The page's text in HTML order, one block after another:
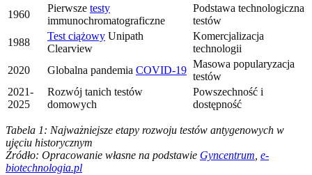
1960
Pierwsze testy
immunochromatograficzne
Podstawa technologiczna
testów
1988
Test ciążowy Unipath
Clearview
Komercjalizacja
technologii
2020
Globalna pandemia COVID-19
Masowa popularyzacja
testów
2021-
2025
Rozwój tanich testów
domowych
Powszechność i
dostępność
Tabela 1: Najważniejsze etapy rozwoju testów antygenowych w
ujęciu historycznym
Źródło: Opracowanie własne na podstawie Gyncentrum e-
biotechnologia.pl